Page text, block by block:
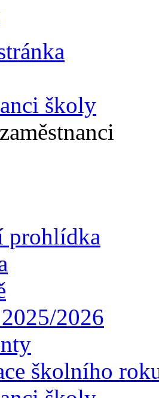
školy
prohlídka
2026
školního